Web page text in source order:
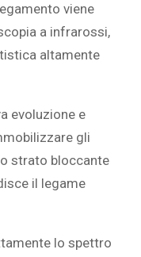
viene
a infrarossi,
altamente
evoluzione e
gli
strato bloccante
il legame
lo spettro